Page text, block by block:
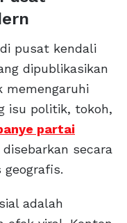
pusat kendali
dipublikasikan
memengaruhi
isu politik, tokoh,
partai
secara
adalah